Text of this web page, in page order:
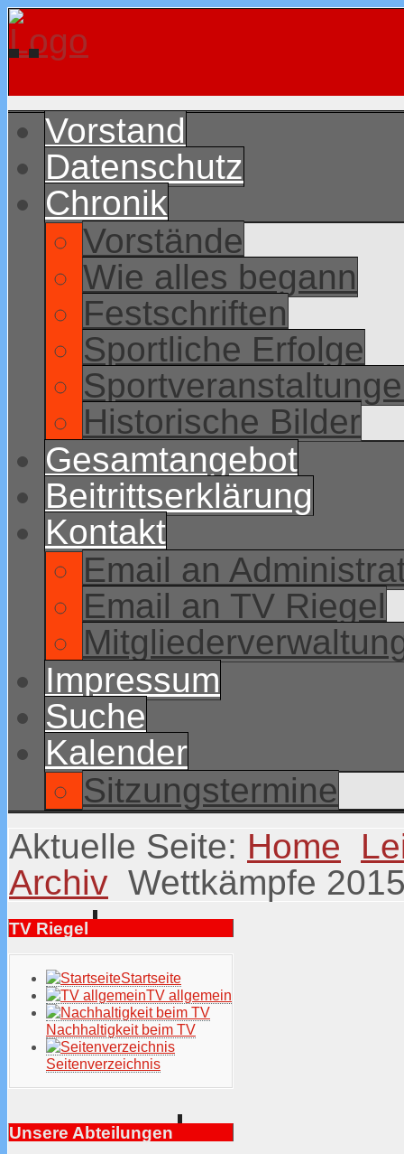
Vorstand
Datenschutz
Chronik
Vorstände
Wie alles begann
Festschriften
Sportliche Erfolge
Historische Bilder
Gesamtangebot
Beitrittserklärung
Kontakt
Email an
Email an TV Riegel
Impressum
Suche
Kalender
Sitzungstermine
Aktuelle Seite: Home
Archiv Wettkämpfe
TV Riegel
Startseite
TV allgemein
Nachhaltigkeit beim TV
Seitenverzeichnis
Unsere Abteilungen